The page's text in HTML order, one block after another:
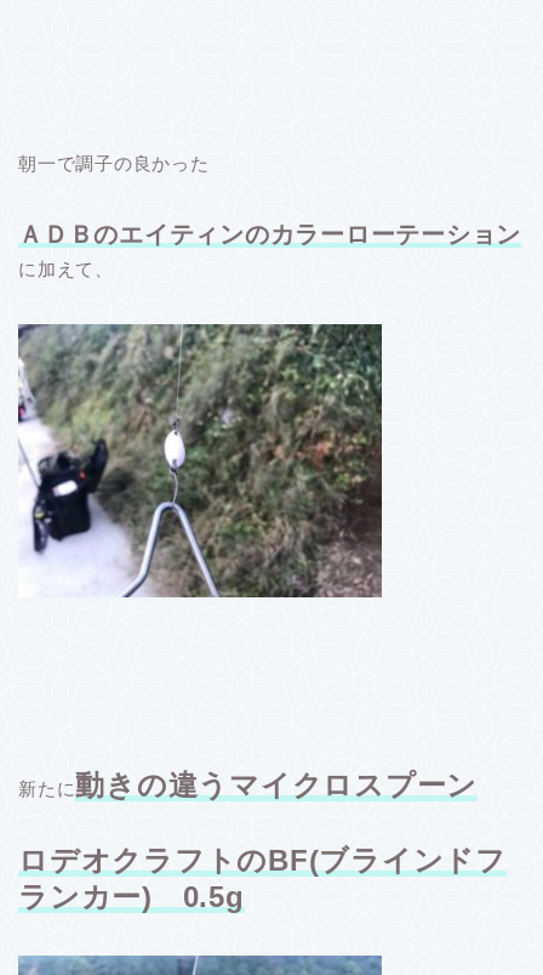
朝一で調子の良かった
ＡＤＢのエイティンのカラーローテーション
に加えて、
新たに動きの違うマイクロスプーン
ロデオクラフトのBF(ブラインドフ
ランカー) 0.5g